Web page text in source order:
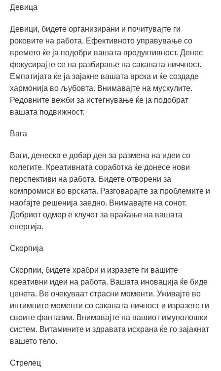
Девица
Девици, бидете организирани и почитувајте ги
роковите на работа. Ефективното управување со
времето ќе ја подобри вашата продуктивност. Денес
фокусирајте се на разбирање на саканата личчност.
Емпатијата ќе ја зајакне вашата врска и ќе создаде
хармонија во љубовта. Внимавајте на мускулите.
Редовните вежби за истегнување ќе ја подобрат
вашата подвижност.
Вага
Ваги, денеска е добар ден за размена на идеи со
колегите. Креативната соработка ќе донесе нови
перспективи на работа. Бидете отворени за
компромиси во врската. Разговарајте за проблемите и
наоѓајте решенија заедно. Внимавајте на сонот.
Добриот одмор е клучот за враќање на вашата
енергија.
Скорпија
Скорпии, бидете храбри и изразете ги вашите
креативни идеи на работа. Вашата иновација ќе биде
ценета. Ве очекуваат страсни моменти. Уживајте во
интимните моменти со саканата личност и изразете ги
своите фантазии. Внимавајте на вашиот имунолошки
систем. Витамините и здравата исхрана ќе го зајакнат
вашето тело.
Стрелец